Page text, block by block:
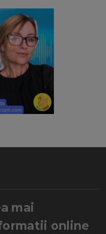
mai
online